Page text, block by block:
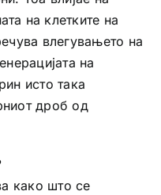
на клетките на
влегувањето на
на
исто така
дроб од
како што се